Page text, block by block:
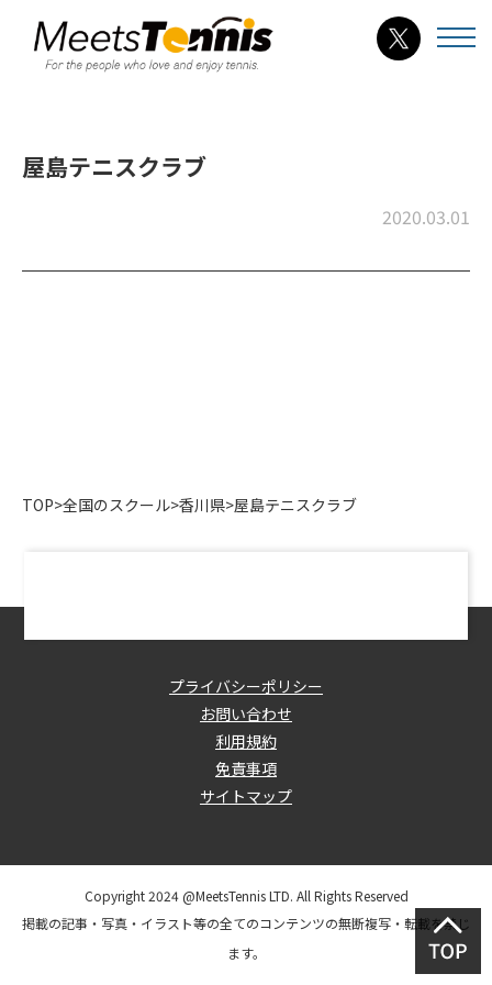
屋島テニスクラブ
2020.03.01
TOP>全国のスクール>香川県>屋島テニスクラブ
プライバシーポリシー
お問い合わせ
利用規約
免責事項
サイトマップ
Copyright 2024 @MeetsTennis LTD. All Rights Reserved
掲載の記事・写真・イラスト等の全てのコンテンツの無断複写・転載を禁じ
ます。